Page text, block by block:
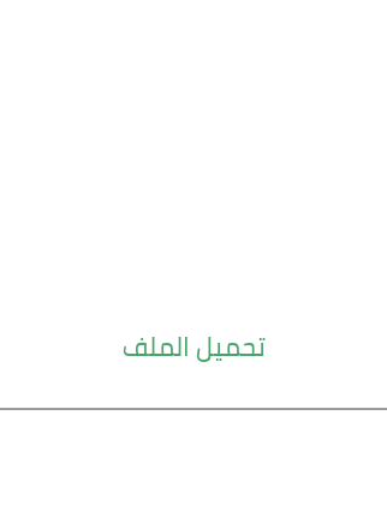
تحميل الملف